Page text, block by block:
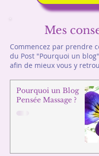
Mes
Commencez par prendre
du Post "Pourquoi un
afin de mieux vous y
Pourquoi un Blog
Pensée Massage ?